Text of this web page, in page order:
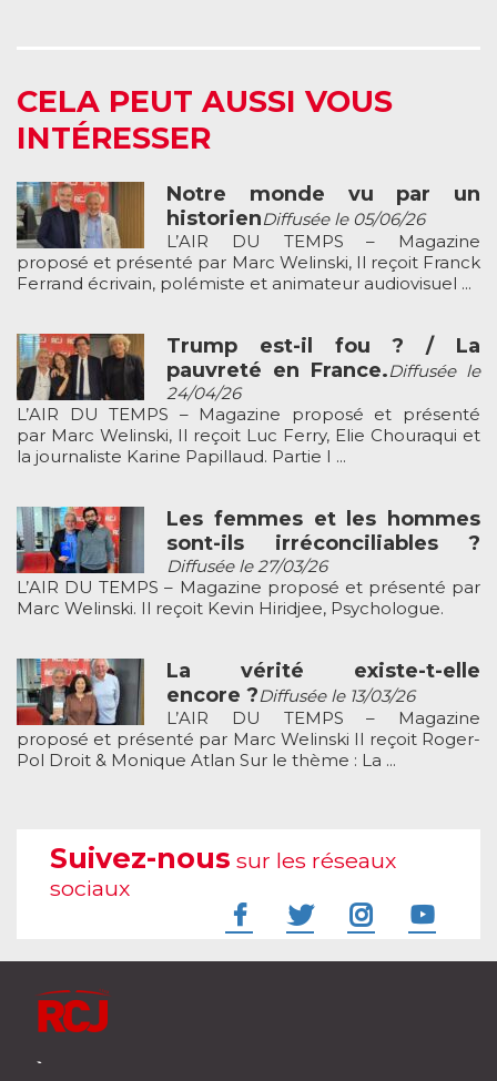
CELA PEUT AUSSI VOUS
INTÉRESSER
Notre monde vu par un
historienDiffusée le 05/06/26
L’AIR DU TEMPS – Magazine
proposé et présenté par Marc Welinski, Il reçoit Franck
Ferrand écrivain, polémiste et animateur audiovisuel ...
Trump est-il fou ? / La
pauvreté en France.Diffusée le
24/04/26
L’AIR DU TEMPS – Magazine proposé et présenté
par Marc Welinski, Il reçoit Luc Ferry, Elie Chouraqui et
la journaliste Karine Papillaud. Partie I ...
Les femmes et les hommes
sont-ils irréconciliables ?
Diffusée le 27/03/26
L’AIR DU TEMPS – Magazine proposé et présenté par
Marc Welinski. Il reçoit Kevin Hiridjee, Psychologue.
La vérité existe-t-elle
encore ?Diffusée le 13/03/26
L’AIR DU TEMPS – Magazine
proposé et présenté par Marc Welinski Il reçoit Roger-
Pol Droit & Monique Atlan Sur le thème : La ...
Suivez-nous sur les réseaux
sociaux